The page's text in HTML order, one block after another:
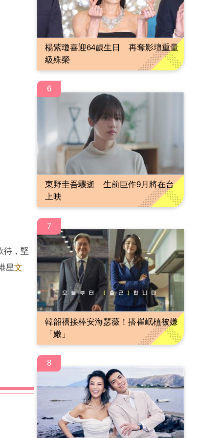
待，堅
星文
楊紫瓊喜迎64歲生日 再奪影壇重量
級殊榮
6
東野圭吾驟逝 生前巨作9月將在台
上映
7
韓韶禧接棒安海瑟薇！搭崔岷植被嫌
「嫩」
8